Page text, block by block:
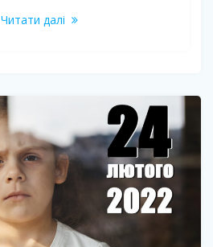
Читати далі